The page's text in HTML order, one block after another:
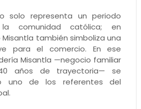
solo representa un periodo
comunidad católica; en
también simboliza una
para el comercio. En ese
Misantla —negocio familiar
años de trayectoria— se
uno de los referentes del